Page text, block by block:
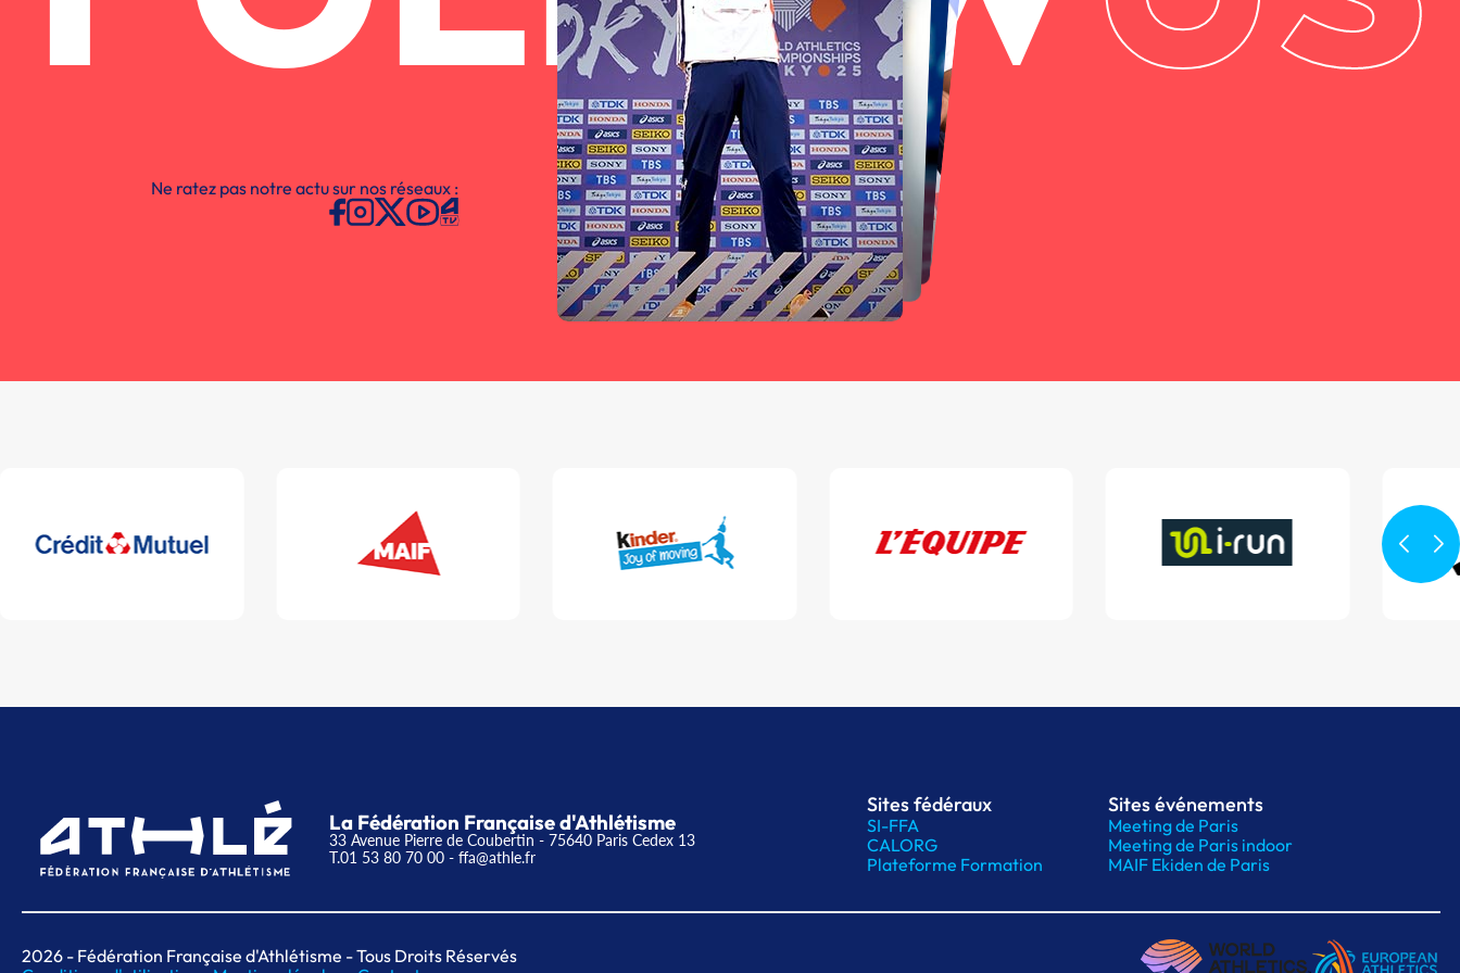
Ne ratez pas notre actu sur nos réseaux :
La Fédération Française d'Athlétisme
33 Avenue Pierre de Coubertin - 75640 Paris Cedex 13
T.01 53 80 70 00 - ffa@athle.fr
Sites fédéraux
SI-FFA
CALORG
Plateforme Formation
Sites événements
Meeting de Paris
Meeting de Paris indoor
MAIF Ekiden de Paris
2026 - Fédération Française d'Athlétisme - Tous Droits Réservés